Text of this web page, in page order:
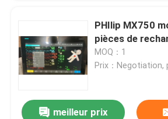
PHIlip MX750
pièces de
MOQ：1
Prix：
meilleur prix